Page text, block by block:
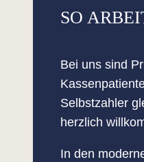
SO
Bei uns sind
Selbstzahler
herzlich
In den